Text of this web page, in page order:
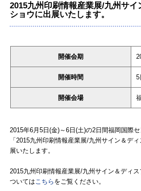
2015九州印刷情報産業展/九州サイ
ショウに出展いたします。
開催会期
開催時間 5
開催会場
2015年6月5日(金)～6日(土)の2日間福岡国際
「2015九州印刷情報産業展/九州サイン＆デ
展いたします。
2015九州印刷情報産業展/九州サイン＆ディ
ついてはこちら をご覧ください。